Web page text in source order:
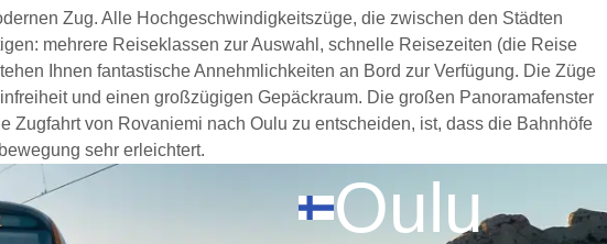
Zug. Alle Hochgeschwindigkeitszüge, die zwischen den Städten
mehrere Reiseklassen zur Auswahl, schnelle Reisezeiten (die Reise
Ihnen fantastische Annehmlichkeiten an Bord zur Verfügung. Die Züge
und einen großzügigen Gepäckraum. Die großen Panoramafenster
Zugfahrt von Rovaniemi nach Oulu zu entscheiden, ist, dass die Bahnhöfe
sehr erleichtert.
Oulu